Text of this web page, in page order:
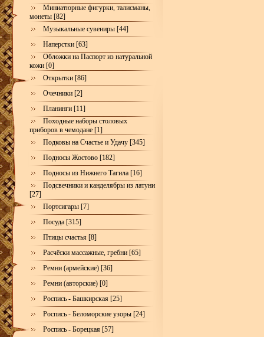
Миниатюрные фигурки, талисманы,
монеты [82]
Музыкальные сувениры [44]
Наперстки [63]
Обложки на Паспорт из натуральной
кожи [0]
Открытки [86]
Очечники [2]
Планинги [11]
Походные наборы столовых
приборов в чемодане [1]
Подковы на Счастье и Удачу [345]
Подносы Жостово [182]
Подносы из Нижнего Тагила [16]
Подсвечники и канделябры из латуни
[27]
Портсигары [7]
Посуда [315]
Птицы счастья [8]
Расчёски массажные, гребни [65]
Ремни (армейские) [36]
Ремни (авторские) [0]
Роспись - Башкирская [25]
Роспись - Беломорские узоры [24]
Роспись - Борецкая [57]